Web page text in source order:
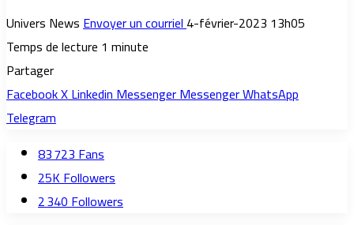
Univers NewsEnvoyer un courriel4-février-2023 13h05
Temps de lecture 1 minute
Partager
FacebookXLinkedinMessengerMessengerWhatsApp
Telegram
83 723Fans
25KFollowers
2 340Followers